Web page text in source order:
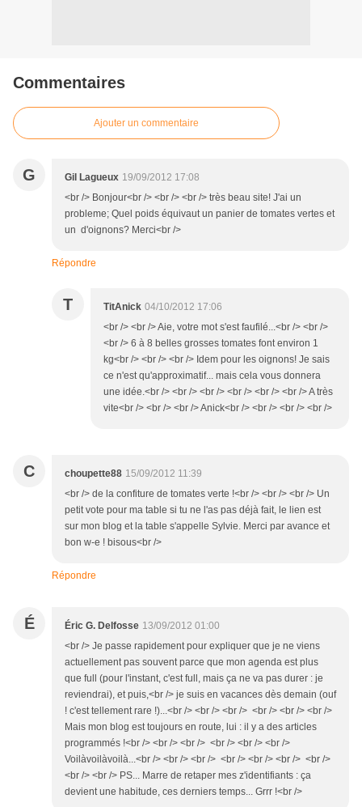
Commentaires
Ajouter un commentaire
G Gil Lagueux 19/09/2012 17:08
<br /> Bonjour<br /> <br /> <br /> très beau site! J'ai un
probleme; Quel poids équivaut un panier de tomates vertes et
un d'oignons? Merci<br />
Répondre
T TitAnick 04/10/2012 17:06
<br /> <br /> Aie, votre mot s'est faufilé...<br /> <br />
<br /> 6 à 8 belles grosses tomates font environ 1
kg<br /> <br /> <br /> Idem pour les oignons! Je sais
ce n'est qu'approximatif... mais cela vous donnera
une idée.<br /> <br /> <br /> <br /> <br /> <br /> A très
vite<br /> <br /> <br /> Anick<br /> <br /> <br /> <br />
C choupette88 15/09/2012 11:39
<br /> de la confiture de tomates verte !<br /> <br /> <br /> Un
petit vote pour ma table si tu ne l'as pas déjà fait, le lien est
sur mon blog et la table s'appelle Sylvie. Merci par avance et
bon w-e ! bisous<br />
Répondre
É Éric G. Delfosse 13/09/2012 01:00
<br /> Je passe rapidement pour expliquer que je ne viens
actuellement pas souvent parce que mon agenda est plus
que full (pour l'instant, c'est full, mais ça ne va pas durer : je
reviendrai), et puis,<br /> je suis en vacances dès demain (ouf
! c'est tellement rare !)...<br /> <br /> <br /> <br /> <br /> <br />
Mais mon blog est toujours en route, lui : il y a des articles
programmés !<br /> <br /> <br /> <br /> <br /> <br />
Voilàvoilàvoilà...<br /> <br /> <br /> <br /> <br /> <br /> <br />
<br /> <br /> PS... Marre de retaper mes z'identifiants : ça
devient une habitude, ces derniers temps... Grrr !<br />